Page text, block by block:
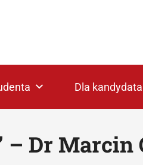
Dla kandydata
Dr Marcin